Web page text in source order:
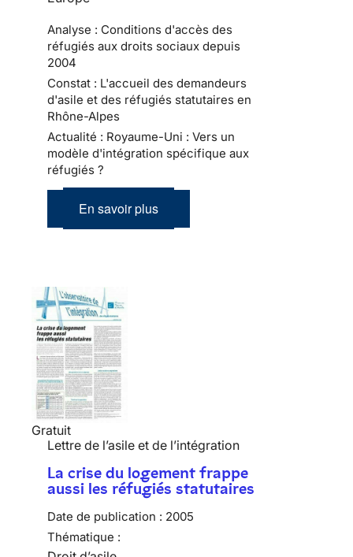
Analyse : Conditions d'accès des
réfugiés aux droits sociaux depuis
2004
Constat : L'accueil des demandeurs
d'asile et des réfugiés statutaires en
Rhône-Alpes
Actualité : Royaume-Uni : Vers un
modèle d'intégration spécifique aux
réfugiés ?
En savoir plus
Gratuit
Lettre de l’asile et de l’intégration
La crise du logement frappe
aussi les réfugiés statutaires
Date de publication : 2005
Thématique :